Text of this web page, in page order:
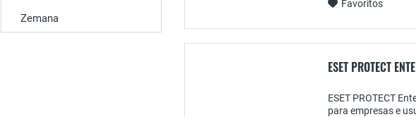
Zemana
Favoritos
ESET PROTECT
ESET PROTECT
para empresas e